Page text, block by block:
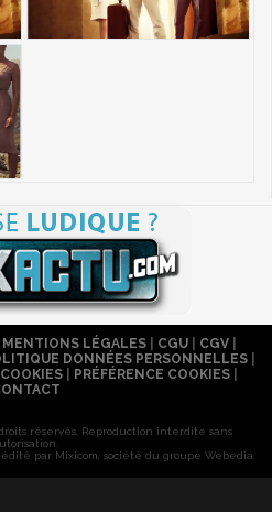
MENTIONS LÉGALES| CGU| CGV|
DONNÉES PERSONNELLES
COOKIES
PRÉFÉRENCE COOKIES
droits réservés. Reproduction interdite sans
édité par Mixicom, société du groupe Webedia.